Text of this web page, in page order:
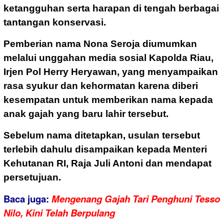
ketangguhan serta harapan di tengah berbagai
tantangan konservasi.
Pemberian nama Nona Seroja diumumkan
melalui unggahan media sosial Kapolda Riau,
Irjen Pol Herry Heryawan, yang menyampaikan
rasa syukur dan kehormatan karena diberi
kesempatan untuk memberikan nama kepada
anak gajah yang baru lahir tersebut.
Sebelum nama ditetapkan, usulan tersebut
terlebih dahulu disampaikan kepada Menteri
Kehutanan RI, Raja Juli Antoni dan mendapat
persetujuan.
Baca juga: Mengenang Gajah Tari Penghuni Tesso
Nilo, Kini Telah Berpulang